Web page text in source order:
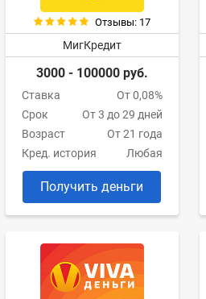
Отзывы: 17
МигКредит
3000 - 100000 руб.
Ставка
От 0,08%
Срок
От 3 до 29 дней
Возраст
От 21 года
Кред. история
Любая
Получить деньги